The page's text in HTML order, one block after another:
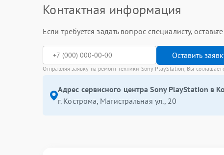
Контактная информация
Если требуется задать вопрос специалисту,
Оставить
Отправляя заявку на ремонт техники Sony PlayStation, Вы
Адрес сервисного центра Sony PlayStation в
г. Кострома, Магистральная ул., 20